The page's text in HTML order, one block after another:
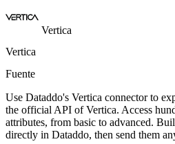
Vertica
Vertica
Fuente
Use Dataddo's Vertica connector to
the official API of Vertica. Access
attributes, from basic to advanced.
directly in Dataddo, then send them